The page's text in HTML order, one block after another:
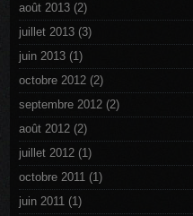
août 2013 (2)
juillet 2013 (3)
juin 2013 (1)
octobre 2012 (2)
septembre 2012 (2)
août 2012 (2)
juillet 2012 (1)
octobre 2011 (1)
juin 2011 (1)